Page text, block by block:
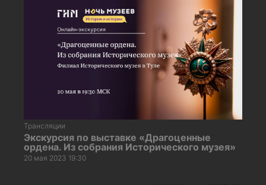
Трансляции
Экскурсия по выставке «Драгоценные
ордена. Из собрания Исторического музея»
20 мая 2023 19:30